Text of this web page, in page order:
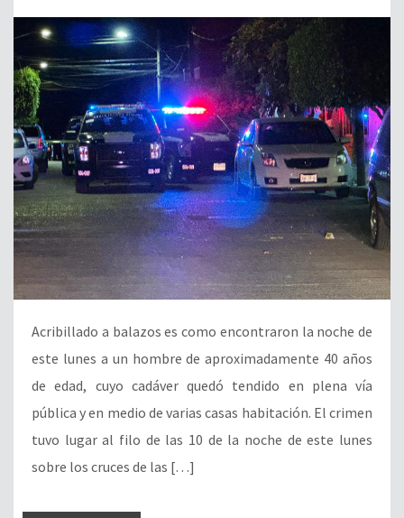
Acribillado a balazos es como encontraron la noche de
este lunes a un hombre de aproximadamente 40 años
de edad, cuyo cadáver quedó tendido en plena vía
pública y en medio de varias casas habitación. El crimen
tuvo lugar al filo de las 10 de la noche de este lunes
sobre los cruces de las […]